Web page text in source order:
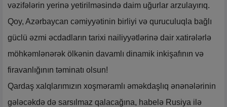
vəzifələrin yerinə yetirilməsində daim uğurlar arzulayırıq.
Qoy, Azərbaycan cəmiyyətinin birliyi və quruculuqla bağlı
güclü əzmi əcdadların tarixi nailiyyətlərinə dair xatirələrlə
möhkəmlənərək ölkənin davamlı dinamik inkişafının və
firavanlığının təminatı olsun!
Qardaş xalqlarımızın xoşməramlı əməkdaşlıq ənənələrinin
gələcəkdə də sarsılmaz qalacağına, habelə Rusiya ilə